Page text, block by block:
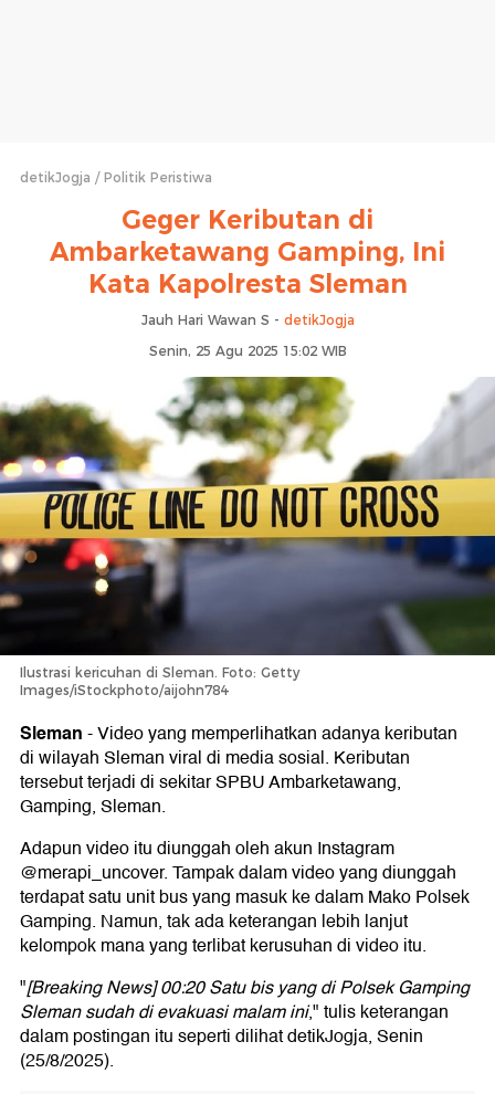
detikJogja Politik Peristiwa
Geger Keributan di
Ambarketawang Gamping, Ini
Kata Kapolresta Sleman
Jauh Hari Wawan S - detikJogja
Senin, 25 Agu 2025 15:02 WIB
Ilustrasi kericuhan di Sleman. Foto: Getty
Images/iStockphoto/aijohn784
Sleman-Video yang memperlihatkan adanya keributan
di wilayah Sleman viral di media sosial. Keributan
tersebut terjadi di sekitar SPBU Ambarketawang,
Gamping, Sleman.
Adapun video itu diunggah oleh akun Instagram
@merapi_uncover. Tampak dalam video yang diunggah
terdapat satu unit bus yang masuk ke dalam Mako Polsek
Gamping. Namun, tak ada keterangan lebih lanjut
kelompok mana yang terlibat kerusuhan di video itu.
"[Breaking News] 00:20 Satu bis yang di Polsek Gamping
Sleman sudah di evakuasi malam ini," tulis keterangan
dalam postingan itu seperti dilihat detikJogja, Senin
(25/8/2025).